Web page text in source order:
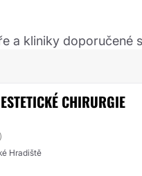
a kliniky
CHIRURGIE
Hradiště